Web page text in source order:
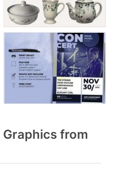
from